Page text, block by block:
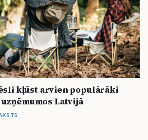
kļūst arvien populārāki
Latvijā